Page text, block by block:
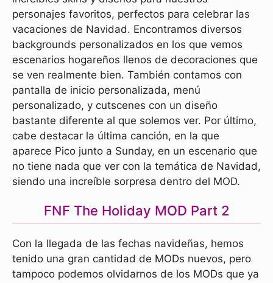
personajes favoritos, perfectos para celebrar las
vacaciones de Navidad. Encontramos diversos
backgrounds personalizados en los que vemos
escenarios hogareños llenos de decoraciones que
se ven realmente bien. También contamos con
pantalla de inicio personalizada, menú
personalizado, y cutscenes con un diseño
bastante diferente al que solemos ver. Por último,
cabe destacar la última canción, en la que
aparece Pico junto a Sunday, en un escenario que
no tiene nada que ver con la temática de Navidad,
siendo una increíble sorpresa dentro del MOD.
FNF The Holiday MOD Part 2
Con la llegada de las fechas navideñas, hemos
tenido una gran cantidad de MODs nuevos, pero
tampoco podemos olvidarnos de los MODs que ya